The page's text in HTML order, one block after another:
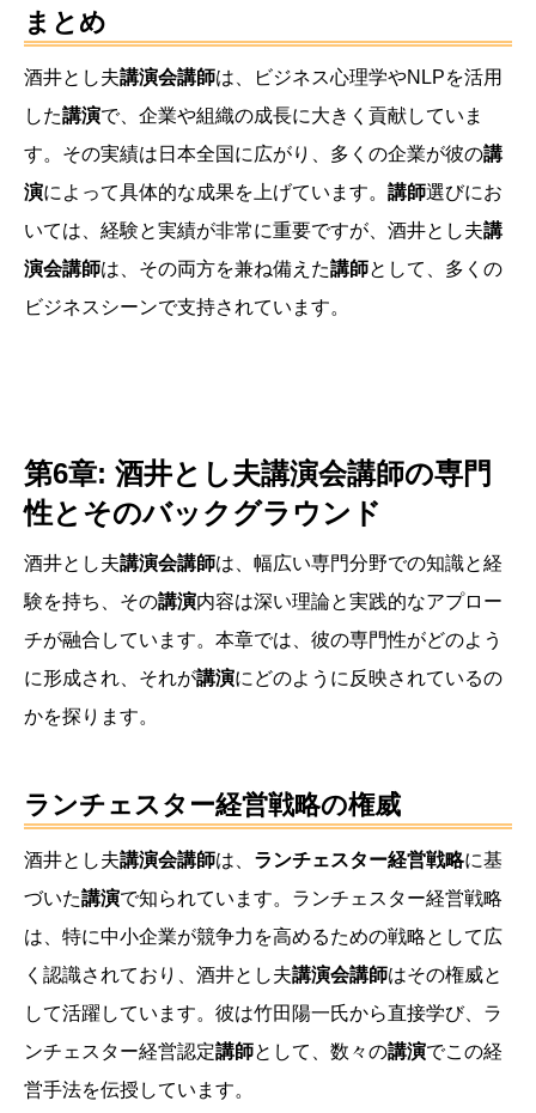
まとめ
酒井とし夫講演会講師は、ビジネス心理学やNLPを活用
した講演で、企業や組織の成長に大きく貢献していま
す。その実績は日本全国に広がり、多くの企業が彼の講
演によって具体的な成果を上げています。 講師選びにお
いては、経験と実績が非常に重要ですが、酒井とし夫講
演会講師は、その両方を兼ね備えた講師として、多くの
ビジネスシーンで支持されています。
第6章: 酒井とし夫講演会講師の専門
性とそのバックグラウンド
酒井とし夫講演会講師は、幅広い専門分野での知識と経
験を持ち、その講演内容は深い理論と実践的なアプロー
チが融合しています。本章では、彼の専門性がどのよう
に形成され、それが講演にどのように反映されているの
かを探ります。
ランチェスター経営戦略の権威
酒井とし夫講演会講師は、 ランチェスター経営戦略に基
づいた講演で知られています。ランチェスター経営戦略
は、特に中小企業が競争力を高めるための戦略として広
く認識されており、酒井とし夫講演会講師はその権威と
して活躍しています。彼は竹田陽一氏から直接学び、ラ
ンチェスター経営認定講師として、数々の講演でこの経
営手法を伝授しています。